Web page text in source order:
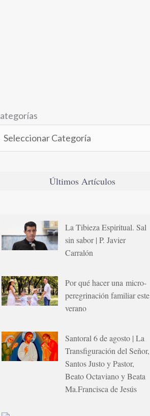
Últimos Artículos
La Tibieza Espiritual. Sal
sin sabor | P. Javier
Carralón
Por qué hacer una micro-
peregrinación familiar este
verano
Santoral 6 de agosto | La
Transfiguración del Señor,
Santos Justo y Pastor,
Beato Octaviano y Beata
Ma.Francisca de Jesús